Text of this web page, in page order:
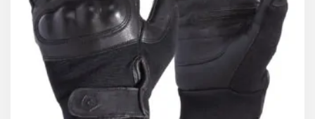
των δαχτύλων αλλά και στο ευαίσθητο σημείο
ανάμεσα στον δείκτη και τον αντίχειρα για
μεγαλύτερη διάρκεια ζωής.
Διαθέτουν αραμιδιακή πλέξη, ανθεκτική στις φλόγες
και υψηλής ελαστικότητας, στις ζώνες λυγίσματος
των αρθρώσεων και των δαχτύλων και η δερμάτινη